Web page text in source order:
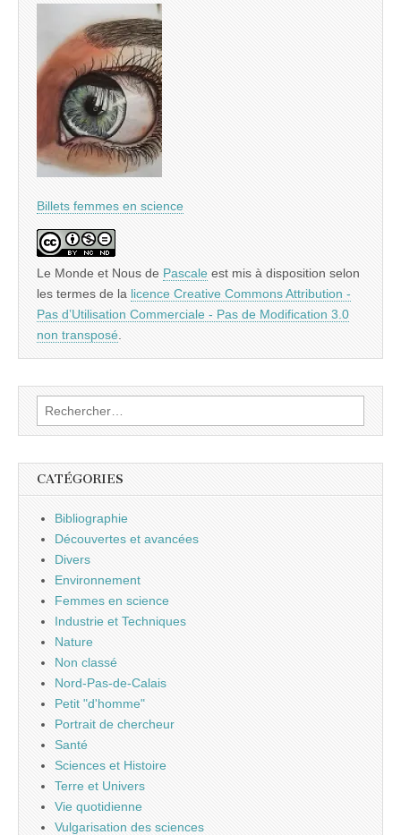
Billets femmes en science
Le Monde et Nous de Pascale est mis à disposition selon
les termes de la licence Creative Commons Attribution -
Pas d’Utilisation Commerciale - Pas de Modification 3.0
non transposé
Rechercher :
CATÉGORIES
Bibliographie
Découvertes et avancées
Divers
Environnement
Femmes en science
Industrie et Techniques
Nature
Non classé
Nord-Pas-de-Calais
Petit "d'homme"
Portrait de chercheur
Santé
Sciences et Histoire
Terre et Univers
Vie quotidienne
Vulgarisation des sciences